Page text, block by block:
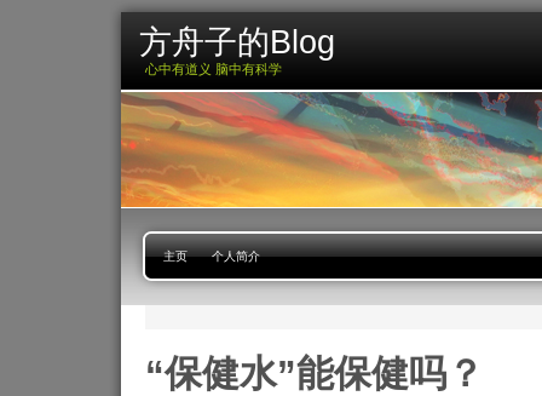
方舟子的Blog
心中有道义 脑中有科学
主页 个人简介
“保健水”能保健吗？